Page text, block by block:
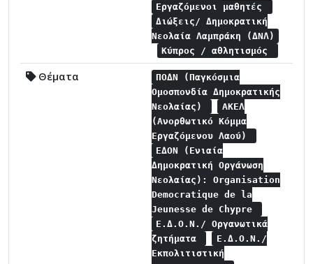
Εργαζόμενοι μαθητές
Διώξεις/ Δημοκρατική
Νεολαία Λαμπράκη (ΔΝΛ)
Κύπρος / αθλητισμός
Θέματα
ΠΟΔΝ (Παγκόσμια
Ομοσπονδία Δημοκρατικής
Νεολαίας)
ΑΚΕΛ
(Ανορθωτικό Κόμμα
Εργαζόμενου Λαού)
ΕΔΟΝ (Ενιαία
Δημοκρατική Οργάνωση
Νεολαίας): Organisation
Democratique de la
Jeunesse de Chypre
Ε.Δ.Ο.Ν./ Οργανωτικά
ζητήματα
Ε.Δ.Ο.Ν./
Εκπολιτιστική